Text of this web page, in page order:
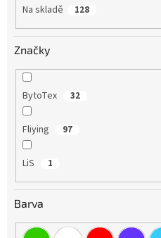
Na skladě 128
Značky
BytoTex 32
Fliying 97
LiS 1
Barva